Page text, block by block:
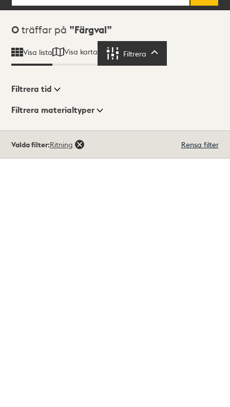
Sökresultat
0 träffar på Färgval
Visa lista Visa karta Filtrera
Visningsläge
Filtrera tid
Filtrera materialtyper
träffar
Valda filter:Ritning Rensa filter